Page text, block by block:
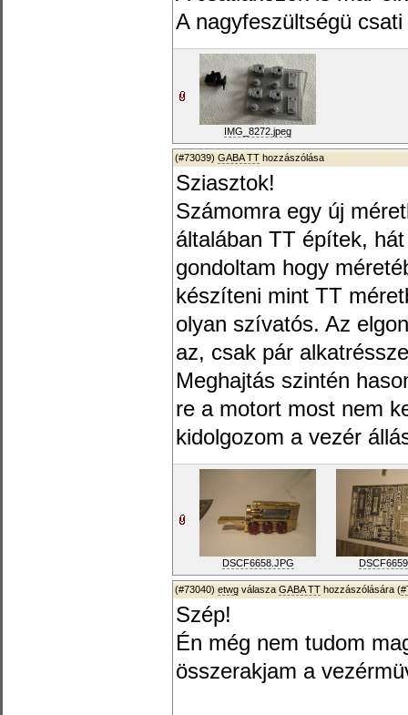
A nagyfeszültségü
IMG_8272.jpeg
(#73039) GABA TT hozzászólása
Sziasztok!
Számomra egy új
általában TT építek,
gondoltam hogy
készíteni mint TT
olyan szívatós. Az
az, csak pár
Meghajtás szintén
re a motort most nem
kidolgozom a vezér
DSCF6658.JPG
(#73040) etwg válasza GABA TT hozzászólására (
Szép!
Én még nem tudom
összerakjam a